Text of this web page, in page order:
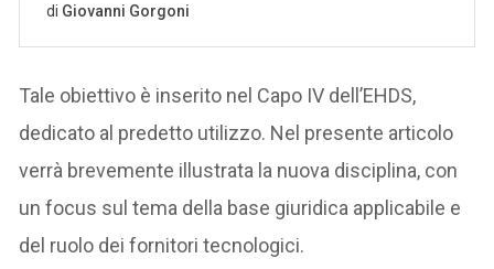
Tale obiettivo è inserito nel Capo IV dell’EHDS,
dedicato al predetto utilizzo. Nel presente articolo
verrà brevemente illustrata la nuova disciplina, con
un focus sul tema della base giuridica applicabile e
del ruolo dei fornitori tecnologici.